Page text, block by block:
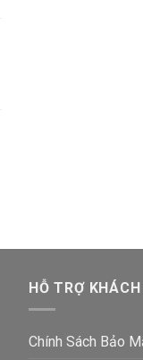
HỖ TRỢ
Chính Sách Bảo